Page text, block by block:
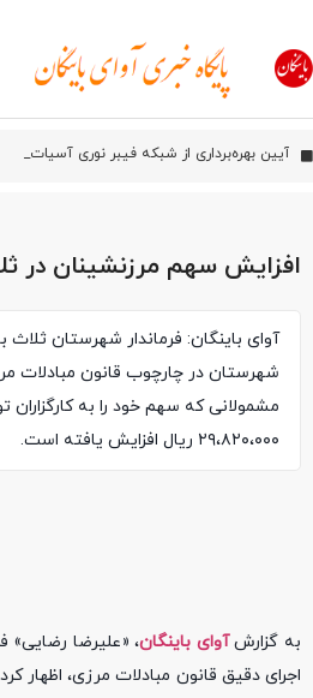
آیین بهره‌برداری از شبکه فیبر نوری آسیاتک در
افشاگری درباره یک اشتباه رایج در
اورامان؛ شش سال پس از ثبت جهانی، هنوز در
افزایش سهم مرزنشینان در
آوای باینگان: فرماندار شهرستان ثلاث
شهرستان در چارچوب قانون مبادلات
۲۹،۸۲۰،۰۰۰ ریال افزایش یافته است.
به گزارشآوای باینگان، «علیرضا رضایی»
اجرای دقیق قانون مبادلات مرزی، اظهار